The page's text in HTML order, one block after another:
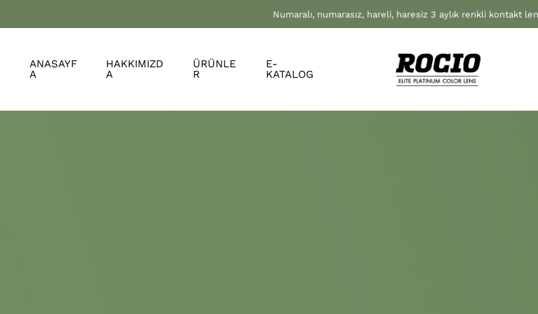
Numaralı, numarasız, hareli, haresiz 3 aylık renkli kontakt
ANASAYF
A
HAKKIMIZD
A
ÜRÜNLE
R
E-
KATALOG